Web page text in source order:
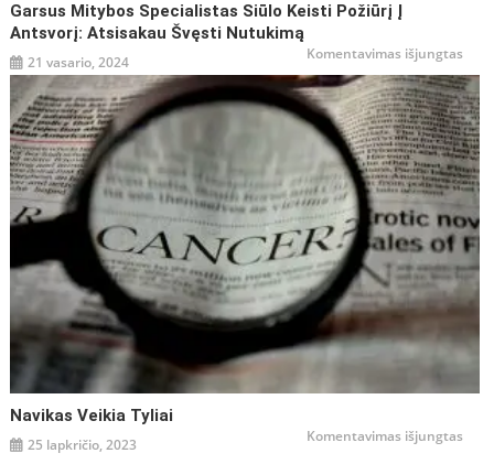
Garsus Mitybos Specialistas Siūlo Keisti Požiūrį Į
Antsvorį: Atsisakau Švęsti Nutukimą
21 vasario, 2024 Komentavimas išjungtasįraše
siūlo
į
Navikas Veikia Tyliai
25 lapkričio, 2023 Komentavimas išjungtasįraše